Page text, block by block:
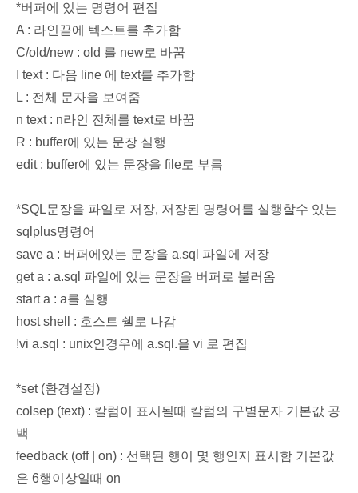
*버퍼에 있는 명령어 편집
A : 라인끝에 텍스트를 추가함
C/old/new : old 를 new로 바꿈
I text : 다음 line 에 text를 추가함
L : 전체 문자을 보여줌
n text : n라인 전체를 text로 바꿈
R : buffer에 있는 문장 실행
edit : buffer에 있는 문장을 file로 부름
*SQL문장을 파일로 저장, 저장된 명령어를 실행할수 있는
sqlplus명령어
save a : 버퍼에있는 문장을 a.sql 파일에 저장
get a : a.sql 파일에 있는 문장을 버퍼로 불러옴
start a : a를 실행
host shell : 호스트 쉘로 나감
!vi a.sql : unix인경우에 a.sql.을 vi 로 편집
*set (환경설정)
colsep (text) : 칼럼이 표시될때 칼럼의 구별문자 기본값 공
백
feedback (off | on) : 선택된 행이 몇 행인지 표시함 기본값
은 6행이상일때 on